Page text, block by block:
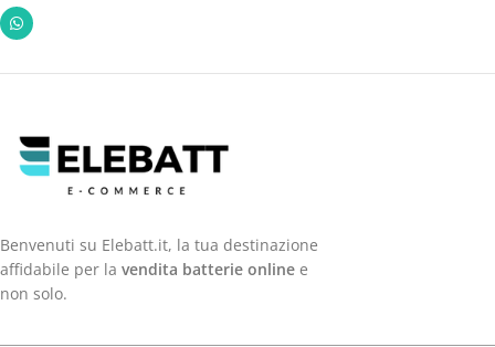
Benvenuti su Elebatt.it, la tua destinazione
affidabile per la vendita batterie online e
non solo.